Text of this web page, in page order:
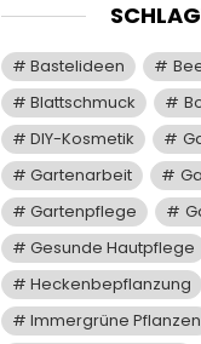
Bastelideen
Blattschmuck
DIY-Kosmetik
Gartenarbeit
Gartenpflege
Gesunde Hautpflege
Heckenbepflanzung
Immergrüne Pflanzen